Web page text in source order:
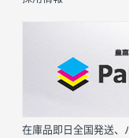
在庫品即日全国発送、